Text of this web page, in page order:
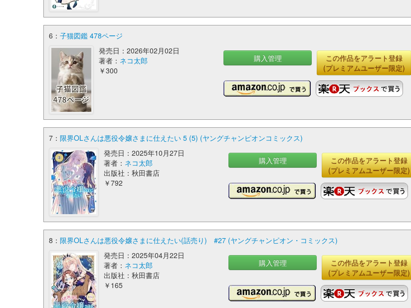
6： 子猫図鑑 478ページ
発売日：2026年02月02日
著者： ネコ太郎
￥300
購入管理
この作品をアラート登録
(プレミアムユーザー限定)
7： 限界OLさんは悪役令嬢さまに仕えたい 5 (5) (ヤングチャンピオンコミックス)
発売日：2025年10月27日
著者： ネコ太郎
出版社：秋田書店
￥792
購入管理
この作品をアラート登録
(プレミアムユーザー限定)
8： 限界OLさんは悪役令嬢さまに仕えたい(話売り) #27 (ヤングチャンピオン・コミックス)
発売日：2025年04月22日
著者： ネコ太郎
出版社：秋田書店
￥165
購入管理
この作品をアラート登録
(プレミアムユーザー限定)